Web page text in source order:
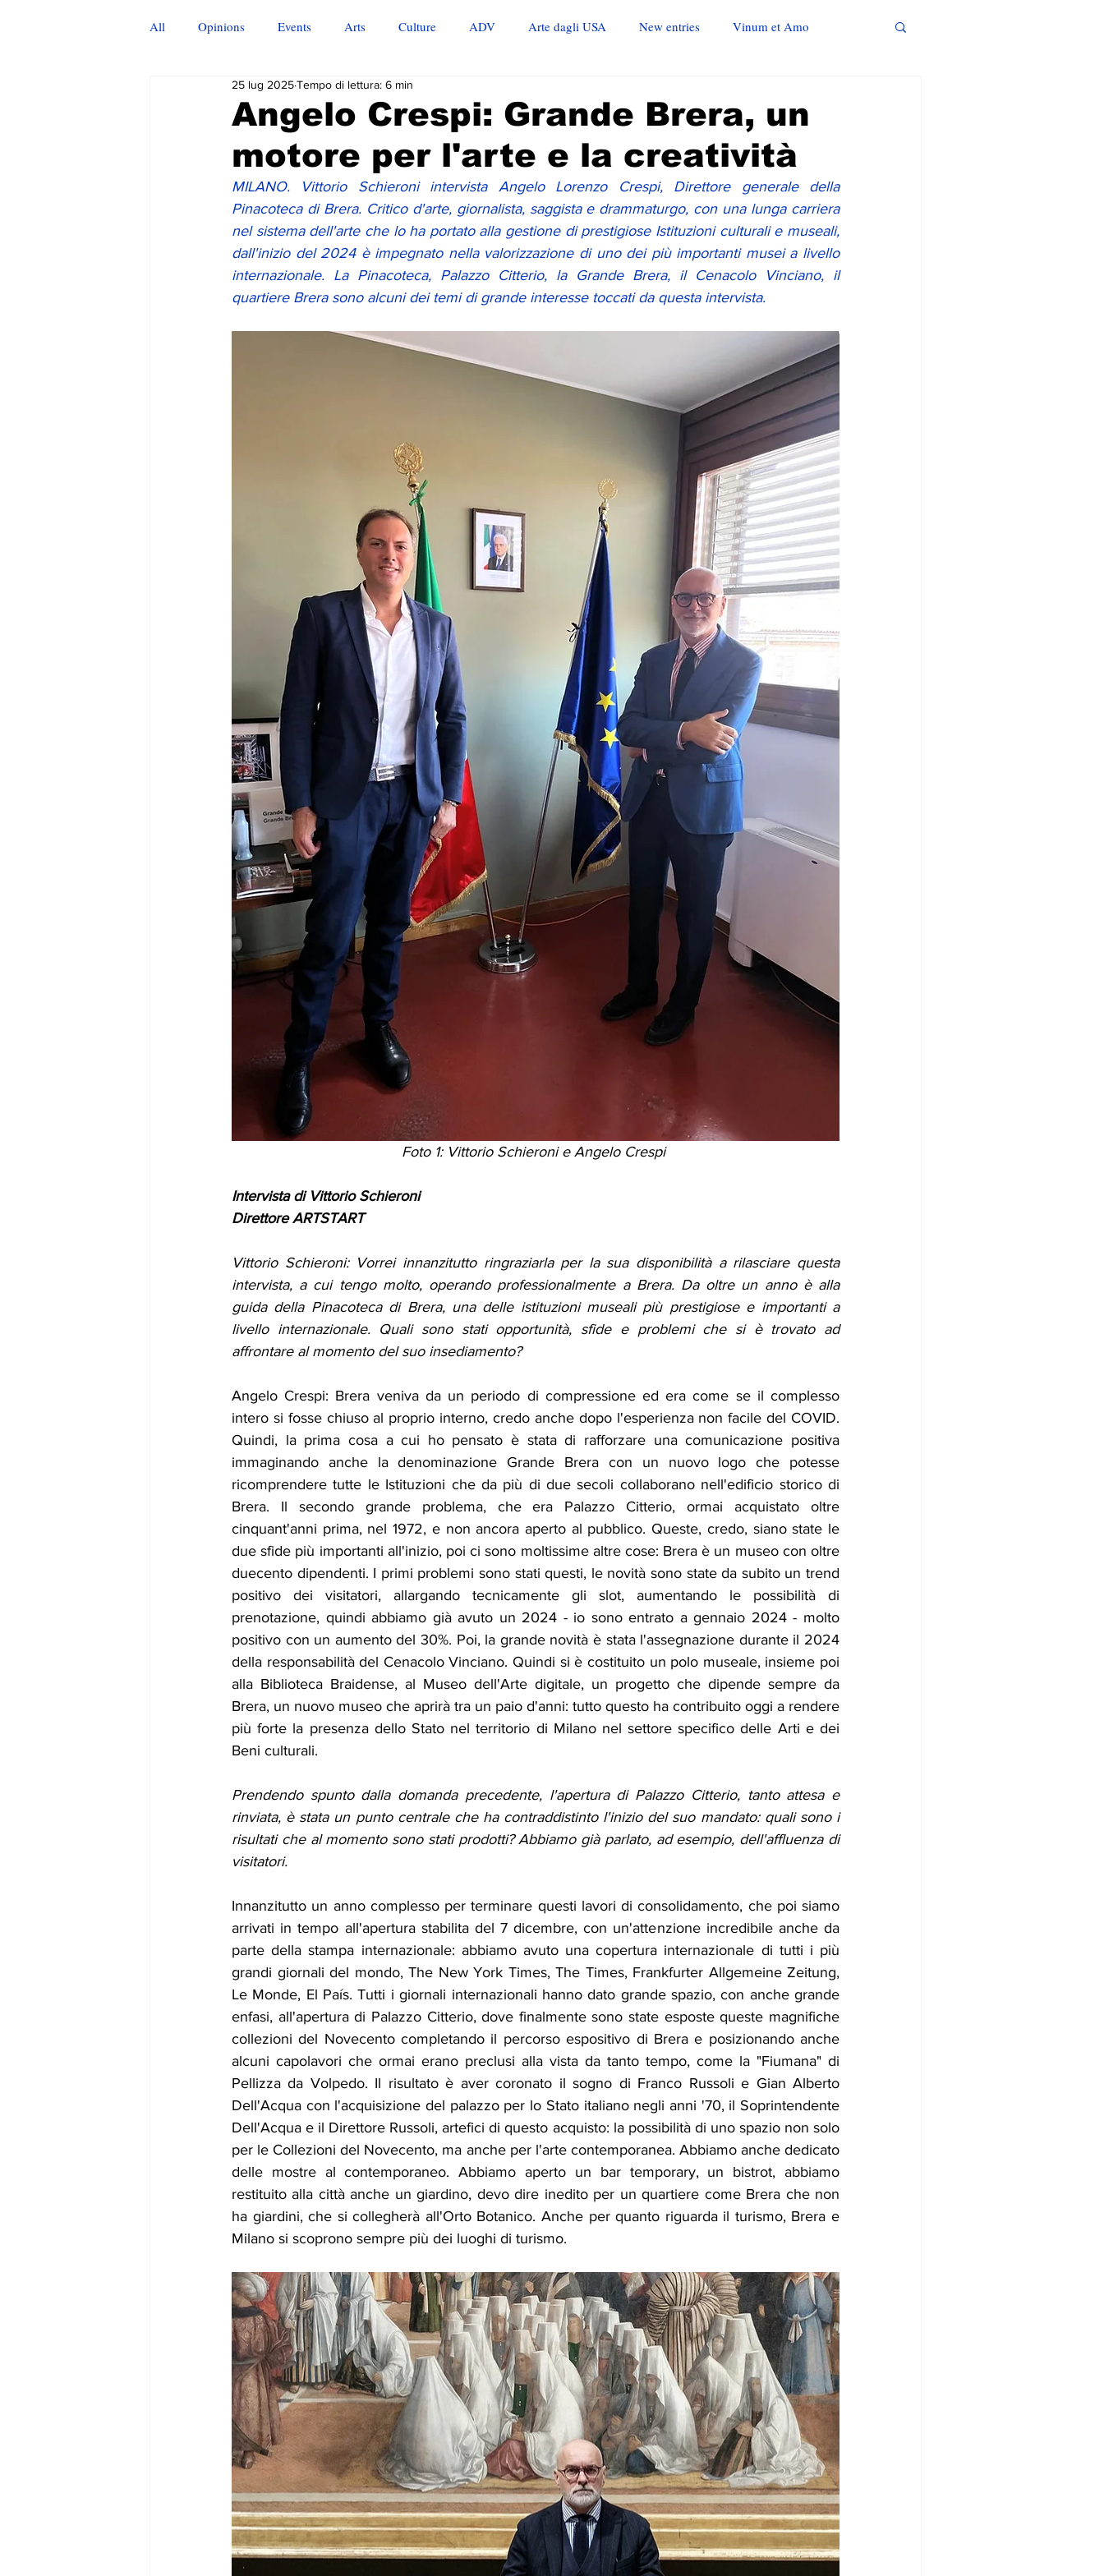
All Opinions Events Arts Culture ADV Arte dagli USA New entries Vinum et Amo
Angelo Crespi: Grande Brera, un
motore per l'arte e la creatività
25 lug 2025Tempo di lettura: 6 min
MILANO. Vittorio Schieroni intervista Angelo Lorenzo Crespi, Direttore generale della
Pinacoteca di Brera. Critico d'arte, giornalista, saggista e drammaturgo, con una lunga carriera
nel sistema dell'arte che lo ha portato alla gestione di prestigiose Istituzioni culturali e museali,
dall'inizio del 2024 è impegnato nella valorizzazione di uno dei più importanti musei a livello
internazionale. La Pinacoteca, Palazzo Citterio, la Grande Brera, il Cenacolo Vinciano, il
quartiere Brera sono alcuni dei temi di grande interesse toccati da questa intervista.
Foto 1: Vittorio Schieroni e Angelo Crespi
Intervista di Vittorio Schieroni
Direttore ARTSTART
Vittorio Schieroni: Vorrei innanzitutto ringraziarla per la sua disponibilità a rilasciare questa
intervista, a cui tengo molto, operando professionalmente a Brera. Da oltre un anno è alla
guida della Pinacoteca di Brera, una delle istituzioni museali più prestigiose e importanti a
livello internazionale. Quali sono stati opportunità, sfide e problemi che si è trovato ad
affrontare al momento del suo insediamento?
Angelo Crespi: Brera veniva da un periodo di compressione ed era come se il complesso
intero si fosse chiuso al proprio interno, credo anche dopo l'esperienza non facile del COVID.
Quindi, la prima cosa a cui ho pensato è stata di rafforzare una comunicazione positiva
immaginando anche la denominazione Grande Brera con un nuovo logo che potesse
ricomprendere tutte le Istituzioni che da più di due secoli collaborano nell'edificio storico di
Brera. Il secondo grande problema, che era Palazzo Citterio, ormai acquistato oltre
cinquant'anni prima, nel 1972, e non ancora aperto al pubblico. Queste, credo, siano state le
due sfide più importanti all'inizio, poi ci sono moltissime altre cose: Brera è un museo con oltre
duecento dipendenti. I primi problemi sono stati questi, le novità sono state da subito un trend
positivo dei visitatori, allargando tecnicamente gli slot, aumentando le possibilità di
prenotazione, quindi abbiamo già avuto un 2024 - io sono entrato a gennaio 2024 - molto
positivo con un aumento del 30%. Poi, la grande novità è stata l'assegnazione durante il 2024
della responsabilità del Cenacolo Vinciano. Quindi si è costituito un polo museale, insieme poi
alla Biblioteca Braidense, al Museo dell'Arte digitale, un progetto che dipende sempre da
Brera, un nuovo museo che aprirà tra un paio d'anni: tutto questo ha contribuito oggi a rendere
più forte la presenza dello Stato nel territorio di Milano nel settore specifico delle Arti e dei
Beni culturali.
Prendendo spunto dalla domanda precedente, l'apertura di Palazzo Citterio, tanto attesa e
rinviata, è stata un punto centrale che ha contraddistinto l'inizio del suo mandato: quali sono i
risultati che al momento sono stati prodotti? Abbiamo già parlato, ad esempio, dell'affluenza di
visitatori.
Innanzitutto un anno complesso per terminare questi lavori di consolidamento, che poi siamo
arrivati in tempo all'apertura stabilita del 7 dicembre, con un'attenzione incredibile anche da
parte della stampa internazionale: abbiamo avuto una copertura internazionale di tutti i più
grandi giornali del mondo, The New York Times, The Times, Frankfurter Allgemeine Zeitung,
Le Monde, El País. Tutti i giornali internazionali hanno dato grande spazio, con anche grande
enfasi, all'apertura di Palazzo Citterio, dove finalmente sono state esposte queste magnifiche
collezioni del Novecento completando il percorso espositivo di Brera e posizionando anche
alcuni capolavori che ormai erano preclusi alla vista da tanto tempo, come la "Fiumana" di
Pellizza da Volpedo. Il risultato è aver coronato il sogno di Franco Russoli e Gian Alberto
Dell'Acqua con l'acquisizione del palazzo per lo Stato italiano negli anni '70, il Soprintendente
Dell'Acqua e il Direttore Russoli, artefici di questo acquisto: la possibilità di uno spazio non solo
per le Collezioni del Novecento, ma anche per l'arte contemporanea. Abbiamo anche dedicato
delle mostre al contemporaneo. Abbiamo aperto un bar temporary, un bistrot, abbiamo
restituito alla città anche un giardino, devo dire inedito per un quartiere come Brera che non
ha giardini, che si collegherà all'Orto Botanico. Anche per quanto riguarda il turismo, Brera e
Milano si scoprono sempre più dei luoghi di turismo.